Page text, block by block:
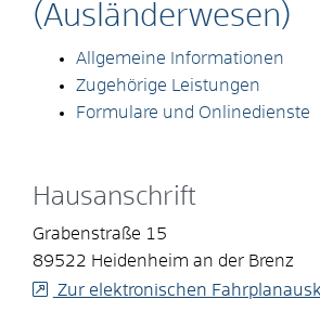
(Ausländerwesen)
Allgemeine Informationen
Zugehörige Leistungen
Formulare und Onlinedienste
Hausanschrift
Grabenstraße 15
89522 Heidenheim an der Brenz
Zur elektronischen